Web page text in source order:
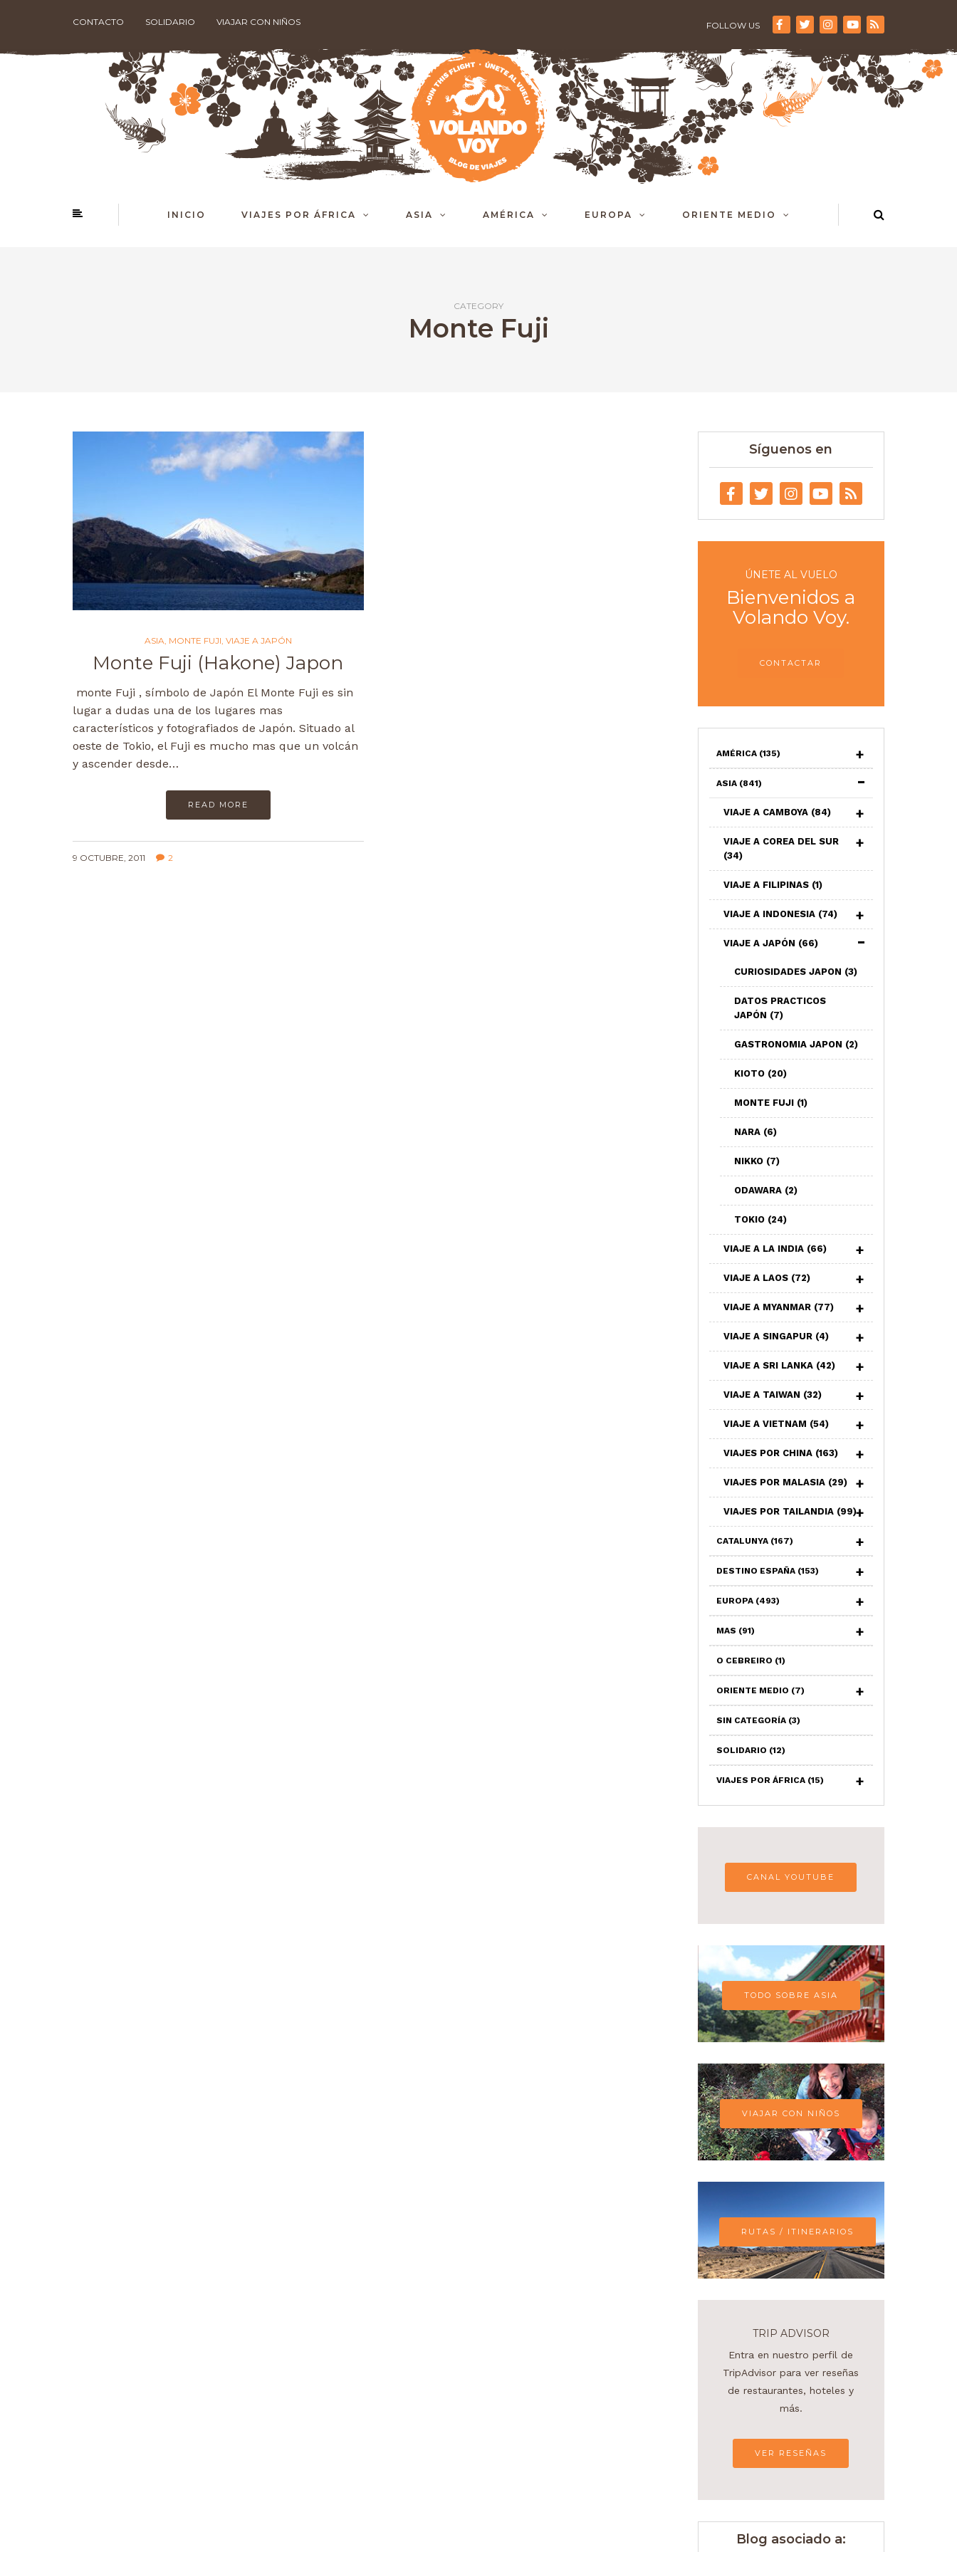
CONTACTO SOLIDARIO VIAJAR CON NIÑOS FOLLOW US
INICIO VIAJES POR ÁFRICA ASIA AMÉRICA EUROPA ORIENTE MEDIO
CATEGORY
Monte Fuji
ASIA MONTE FUJI VIAJE A JAPÓN
Monte Fuji (Hakone) Japon
monte Fuji , símbolo de Japón El Monte Fuji es sin
lugar a dudas una de los lugares mas
característicos y fotografiados de Japón. Situado al
oeste de Tokio, el Fuji es mucho mas que un volcán
y ascender desde…
READ MORE
9 OCTUBRE, 2011 2
Síguenos en
ÚNETE AL VUELO
Bienvenidos a
Volando Voy.
CONTACTAR
AMÉRICA (135)
ASIA (841)
VIAJE A CAMBOYA (84)
VIAJE A COREA DEL SUR
(34)
VIAJE A FILIPINAS (1)
VIAJE A INDONESIA (74)
VIAJE A JAPÓN (66)
CURIOSIDADES JAPON (3)
DATOS PRACTICOS
JAPÓN (7)
GASTRONOMIA JAPON (2)
KIOTO (20)
MONTE FUJI (1)
NARA (6)
NIKKO (7)
ODAWARA (2)
TOKIO (24)
VIAJE A LA INDIA (66)
VIAJE A LAOS (72)
VIAJE A MYANMAR (77)
VIAJE A SINGAPUR (4)
VIAJE A SRI LANKA (42)
VIAJE A TAIWAN (32)
VIAJE A VIETNAM (54)
VIAJES POR CHINA (163)
VIAJES POR MALASIA (29)
VIAJES POR TAILANDIA (99)
CATALUNYA (167)
DESTINO ESPAÑA (153)
EUROPA (493)
MAS (91)
O CEBREIRO (1)
ORIENTE MEDIO (7)
SIN CATEGORÍA (3)
SOLIDARIO (12)
VIAJES POR ÁFRICA (15)
CANAL YOUTUBE
TODO SOBRE ASIA
VIAJAR CON NIÑOS
RUTAS / ITINERARIOS
TRIP ADVISOR
Entra en nuestro perfil de
TripAdvisor para ver reseñas
de restaurantes, hoteles y
más.
VER RESEÑAS
Blog asociado a: